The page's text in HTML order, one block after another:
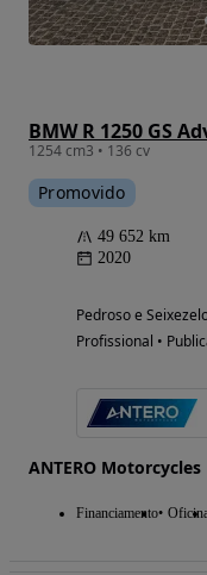
BMW R 1250 GS
1254 cm3 • 136 cv
Promovido
49 652 km
2020
Pedroso e
Profissional •
ANTERO Motorcycles
Financiamento